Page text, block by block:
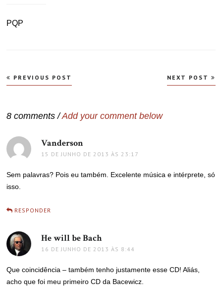
PQP
Navegação
de
PREVIOUS POST NEXT POST
8 comments /Add your comment below
Vanderson
15 DE JUNHO DE 2013 ÀS 23:17
Sem palavras? Pois eu também. Excelente música e intérprete, só
isso.
RESPONDER
He will be Bachdisse:
16 DE JUNHO DE 2013 ÀS 8:44
Que coincidência – também tenho justamente esse CD! Aliás,
acho que foi meu primeiro CD da Bacewicz.